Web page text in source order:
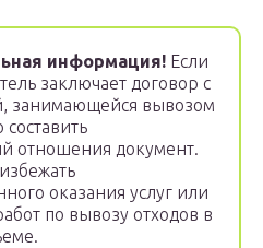
информация! Если
заключает договор с
занимающейся вывозом
отношения документ.
оказания услуг или
по вывозу отходов в